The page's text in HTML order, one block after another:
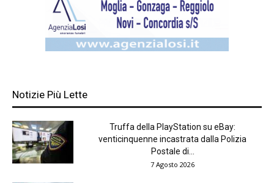
Notizie Più Lette
Truffa della PlayStation su eBay:
venticinquenne incastrata dalla Polizia
Postale di...
7 Agosto 2026